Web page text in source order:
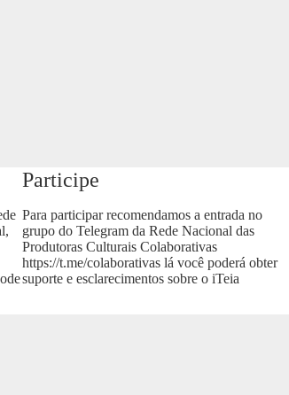
Participe
Para participar recomendamos a entrada no
grupo do Telegram da Rede Nacional das
Produtoras Culturais Colaborativas
https://t.me/colaborativaslá você poderá obter
suporte e esclarecimentos sobre o iTeia